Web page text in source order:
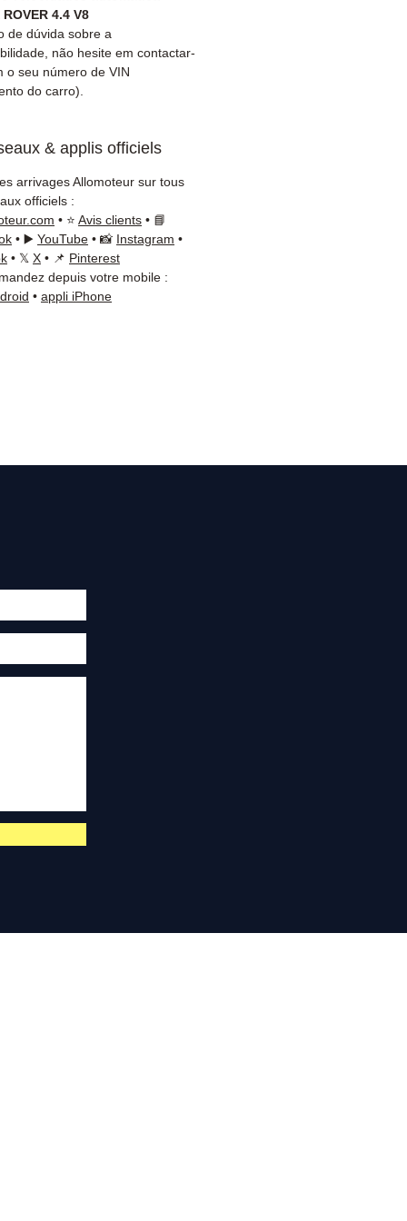
rápida com
(Fedex /
/ DB Schenker)
de atendimento ao
reativo por WhatsApp
de um conselho ?
nos no+33 6 38 71 66 54
disponível) — Segunda
9h-18h.
ROVER 4.4 V8
de dúvida sobre a
não hesite em contactar-
o seu número de VIN
do carro).
& applis officiels
arrivages Allomoteur sur tous
officiels :
• ⭐ Avis clients • 📘
• ▶️ YouTube • 📸 Instagram •
• 𝕏 X • 📌 Pinterest
depuis votre mobile :
• appli iPhone